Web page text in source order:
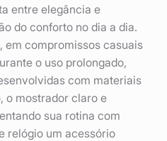
entre elegância e
do conforto no dia a dia.
em compromissos casuais
o uso prolongado,
com materiais
o mostrador claro e
sua rotina com
relógio um acessório